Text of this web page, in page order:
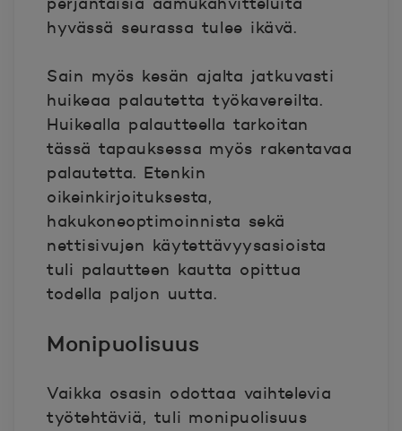
hyvässä seurassa tulee ikävä.
Sain myös kesän ajalta jatkuvasti
huikeaa palautetta työkavereilta.
Huikealla palautteella tarkoitan
tässä tapauksessa myös rakentavaa
palautetta. Etenkin
oikeinkirjoituksesta,
hakukoneoptimoinnista sekä
nettisivujen käytettävyysasioista
tuli palautteen kautta opittua
todella paljon uutta.
Monipuolisuus
Vaikka osasin odottaa vaihtelevia
työtehtäviä, tuli monipuolisuus